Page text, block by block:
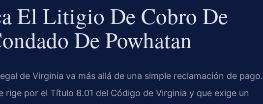
El Litigio De Cobro De
De Powhatan
de Virginia va más allá de una simple reclamación de pago.
rige por el Título 8.01 del Código de Virginia y que exige un